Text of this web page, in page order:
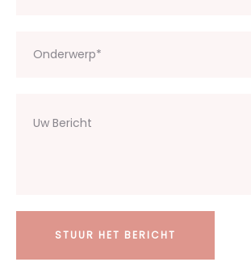
STUUR HET BERICHT